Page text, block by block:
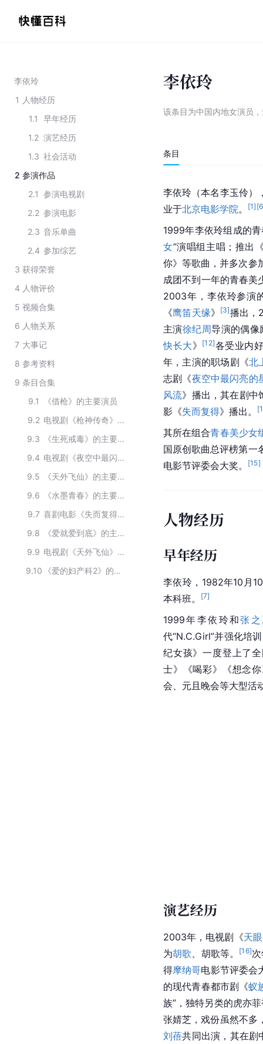
李依玲
1 人物经历
1.1
早年经历
1.2 演艺经历
1.3 社会活动
2 参演作品
2.1 参演电视剧
2.2 参演电影
2.3 音乐单曲
2.4 参加综艺
3 获得荣誉
4 人物评价
5 视频合集
6 人物关系
7 大事记
8 参考资料
9 条目合集
9.1
《借枪》的主要演员
9.2
电视剧《枪神传奇》的主要演员
9.3
《生死戒毒》的主要演员
9.4
电视剧《夜空中最闪亮的星》主要的演职员
9.5
《天外飞仙》的主要演员
9.6
《水墨青春》的主要演员
9.7
喜剧电影《失而复得》的主要演员
9.8
《爱就爱到底》的主要演员
9.9
电视剧《天外飞仙》的主要演员
9.10
《爱的妇产科2》的主要演员
李依玲
该条目为中国内地女演员 ，
条目
李依玲 （本名李玉伶
业于北京电影学院。 [1] [6
1999年李依玲组成的
女”演唱组主唱；推出
你》等歌曲，并多次参
成团不到一年的青春美
2003年， 李依玲参演
《鹰笛天缘》 [3]播出，
主演徐纪周导演的偶像
快长大》 [12]各受业内
年，主演的职场剧《北
志剧《夜空中最闪亮的
风流》播出，其在剧中
影《失而复得》播出。 [
其所在组合青春美少女
国原创歌曲总评榜第一
电影节评委会大奖。
[15]
人物经历
早年经历
李依玲 ，1982年10月
本科班。
[7]
1999年李依玲和张
代“N.C.Girl”并强化培
纪女孩》一度登上了
士》《喝彩》《想念
会、元且晚会等大型活
演艺经历
2003年，电视剧《天眼
为胡歌 、胡歌等。 [16]
得摩纳哥电影节评委会
的现代青春都市剧《蚁
族”，独特另类的虎亦
张婧芝，戏份虽然不多
刘蓓共同出演，其在剧